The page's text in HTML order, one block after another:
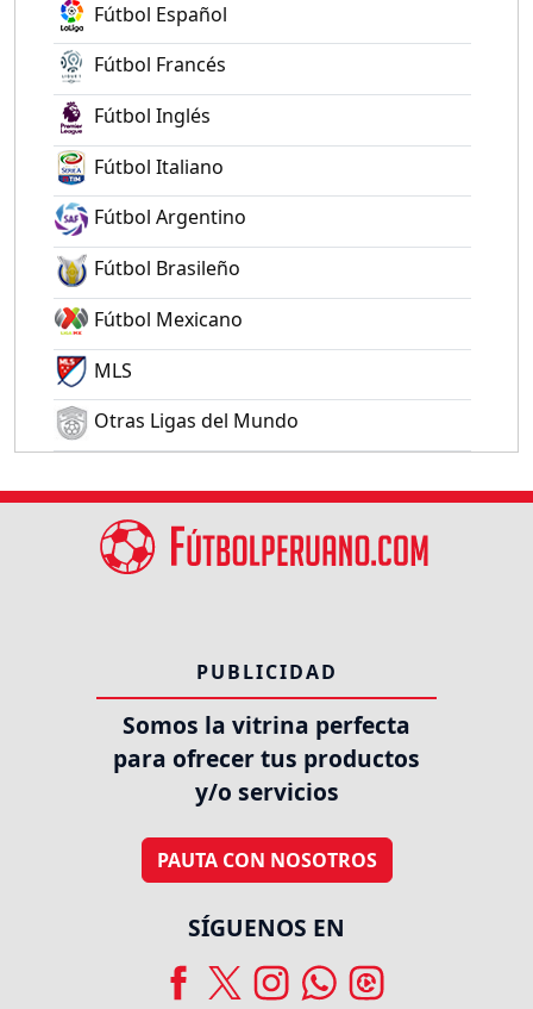
Fútbol Español
Fútbol Francés
Fútbol Inglés
Fútbol Italiano
Fútbol Argentino
Fútbol Brasileño
Fútbol Mexicano
MLS
Otras Ligas del Mundo
PUBLICIDAD
Somos la vitrina perfecta
para ofrecer tus productos
y/o servicios
PAUTA CON NOSOTROS
SÍGUENOS EN